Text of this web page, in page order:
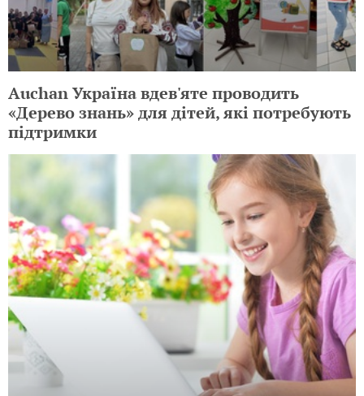
Auchan Україна вдев'яте проводить
«Дерево знань» для дітей, які потребують
підтримки